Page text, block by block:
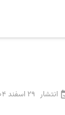
انتشار 29 اسفند 1404